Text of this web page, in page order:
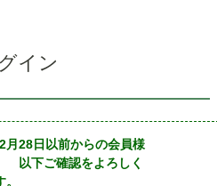
イン
28日以前からの会員様
以下ご確認をよろしく